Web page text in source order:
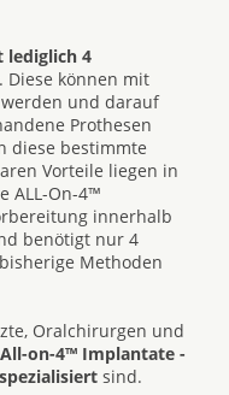
lediglich 4
. Diese können mit
und darauf
Prothesen
diese bestimmte
Vorteile liegen in
ALL-On-4™
innerhalb
benötigt nur 4
Methoden
Oralchirurgen und
on-4™ Implantate -
sind.